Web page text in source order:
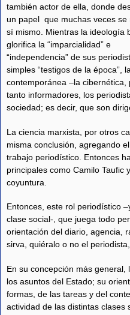
también actor de ella, donde
un papel que muchas veces se
sí mismo. Mientras la ideología
glorifica la “imparcialidad” e
“independencia” de sus
simples “testigos de la época”,
contemporánea –la
tanto informadores, los
sociedad; es decir, que son
La ciencia marxista, por otros
misma conclusión, agregando
trabajo periodístico. Entonces
principales como Camilo Taufic
coyuntura.
Entonces, este rol periodístico
clase social-, que juega todo
orientación del diario, agencia,
sirva, quiéralo o no el
En su concepción más
los asuntos del Estado; su
formas, de las tareas y del
actividad de las distintas clases